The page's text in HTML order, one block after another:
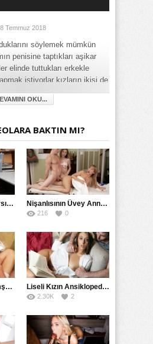
Temmuz 2018
söylemek mümkün
penisine taptıkları aşikar
elinde tuttukları erkekle
istiyorlar kızların ikisi de
birer seks makinesi böylesine
deli gibi bir sikicisi olması
tatlı mı…
Fantezi,Filmler, Genç,Grup İlginç
,Rokettube Sert , Swinger,Toplu ,
OKU...
BAKTIN MI?
Yakalanan 19’luk Hırsız Bedelini Amıyla Ödedi Nişanlısının Üvey Annesine Masaj Yaparken Yarağı Kaydı
216 0
Okuldan Kaçan Komşu Kızını Bakire Sanıp Götten Sikti Liseli Kızın Ansiklopedisini Kitap Gibi Tane Tane Okudu
2.30K 2